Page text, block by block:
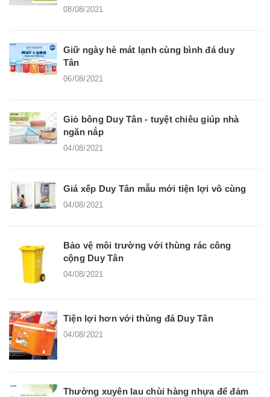
08/08/2021
Giữ ngày hè mát lạnh cùng bình đá duy
Tân
06/08/2021
Giỏ bông Duy Tân - tuyệt chiêu giúp nhà
ngăn nắp
04/08/2021
Giá xếp Duy Tân mẫu mới tiện lợi vô cùng
04/08/2021
Bảo vệ môi trường với thùng rác công
cộng Duy Tân
04/08/2021
Tiện lợi hơn với thùng đá Duy Tân
04/08/2021
Thường xuyên lau chùi hàng nhựa để đảm